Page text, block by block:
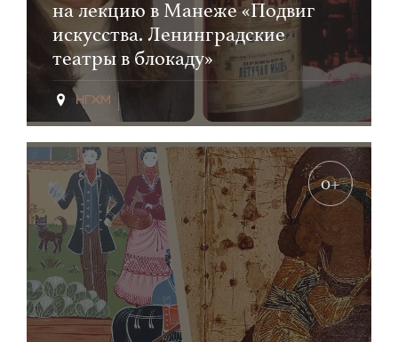
на лекцию в Манеже «Подвиг
искусства. Ленинградские
театры в блокаду»
0+